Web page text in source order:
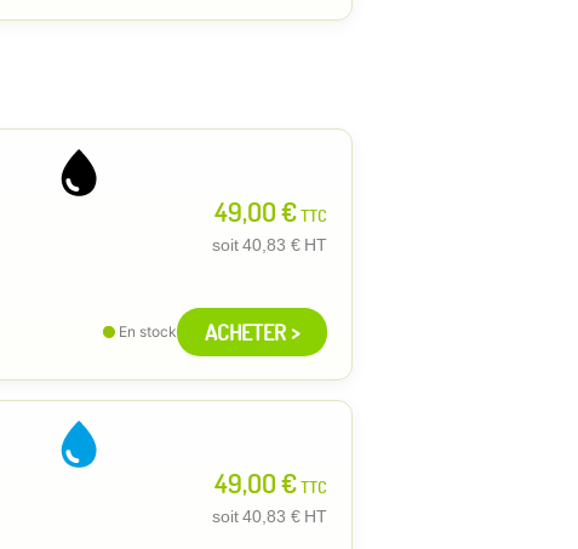
49,00 €TTC
soit40,83 € HT
En stock ACHETER >
49,00 €TTC
soit40,83 € HT